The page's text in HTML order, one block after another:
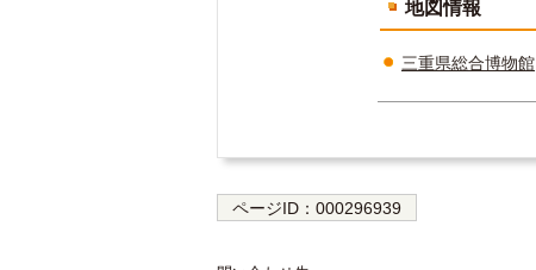
地図情報
三重県総合博物館
ページID： 000296939